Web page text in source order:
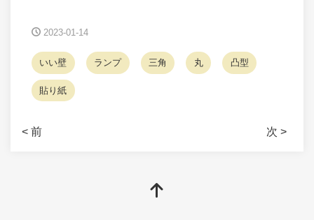
2023-01-14
いい壁 ランプ 三角 丸 凸型
貼り紙
< 前 次 >